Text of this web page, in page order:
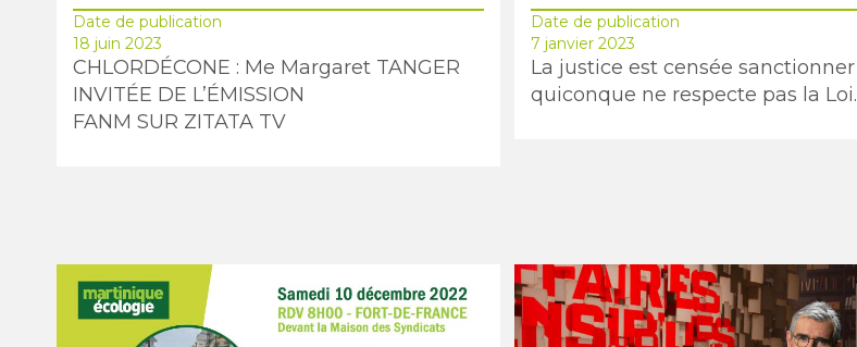
Date de publication
18 juin 2023
CHLORDÉCONE : Me Margaret TANGER
INVITÉE DE L’ÉMISSION
FANM SUR ZITATA TV
Date de publication
7 janvier 2023
La justice est censée sanctionner
quiconque ne respecte pas la Loi.